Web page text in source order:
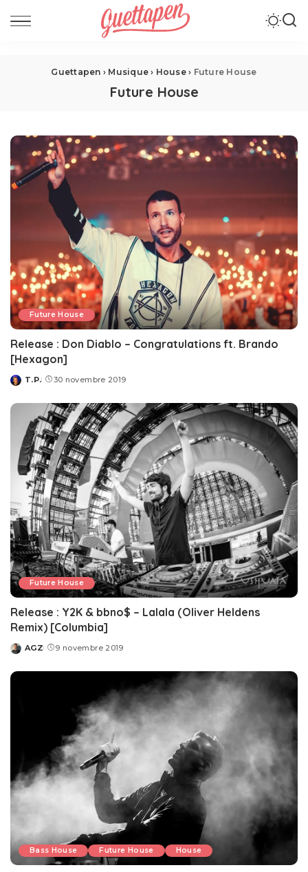
Guettapen › Musique › House› Future House
Future House
Future House
Release : Don Diablo – Congratulations ft. Brando
[Hexagon]
Posted
T.P. 30 novembre 2019
Future House
Release : Y2K & bbno$ – Lalala (Oliver Heldens
Remix) [Columbia]
Posted
AGZ 9 novembre 2019
Bass House Future House House